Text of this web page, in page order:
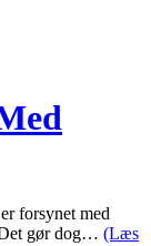
forsynet med
gør dog… (Læs